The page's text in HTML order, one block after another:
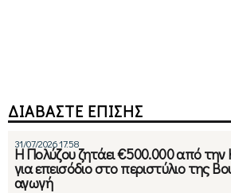
ΔΙΑΒΑΣΤΕ ΕΠΙΣΗΣ
31/07/2026 17:58
Η Πολύζου ζητάει €500.000 από
για επεισόδιο στο περιστύλιο της
αγωγή